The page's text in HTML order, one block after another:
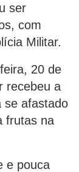
ser
com
Militar.
20 de
recebeu a
se afastado
frutas na
e pouca